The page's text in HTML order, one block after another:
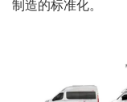
制造的标准化。